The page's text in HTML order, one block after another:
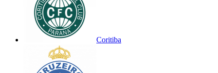
Coritiba